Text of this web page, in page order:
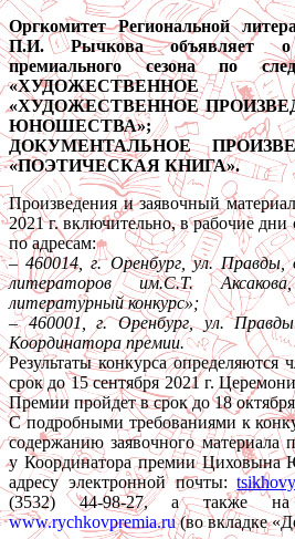
Оргкомитет Региональной
П.И. Рычкова объявляет о
премиального сезона по
«ХУДОЖЕСТВЕННОЕ
«ХУДОЖЕСТВЕННОЕ
ЮНОШЕСТВА»;
ДОКУМЕНТАЛЬНОЕ
«ПОЭТИЧЕСКАЯ КНИГА».
Произведения и заявочный
2021 г. включительно, в рабочие дни
по адресам:
– 460014, г. Оренбург, ул. Правды,
литераторов им.С.Т.
литературный конкурс»;
– 460001, г. Оренбург, ул.
Координатора премии.
Результаты конкурса
срок до 15 сентября 2021 г.
Премии пройдет в срок до 18
С подробными требованиями к
содержанию заявочного материала
у Координатора премии Циховына
адресу электронной почты:
(3532) 44-98-27, а также на
www.rychkovpremia.ru(во вкладке